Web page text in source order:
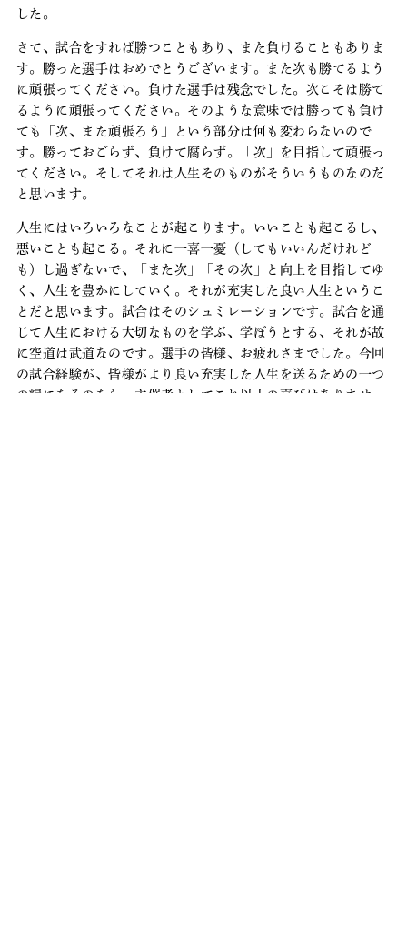
した。
さて、試合をすれば勝つこともあり、また負けることもありま
す。勝った選手はおめでとうございます。また次も勝てるよう
に頑張ってください。負けた選手は残念でした。次こそは勝て
るように頑張ってください。そのような意味では勝っても負け
ても「次、また頑張ろう」という部分は何も変わらないので
す。勝っておごらず、負けて腐らず。「次」を目指して頑張っ
てください。そしてそれは人生そのものがそういうものなのだ
と思います。
人生にはいろいろなことが起こります。いいことも起こるし、
悪いことも起こる。それに一喜一憂（してもいいんだけれど
も）し過ぎないで、「また次」「その次」と向上を目指してゆ
く、人生を豊かにしていく。それが充実した良い人生というこ
とだと思います。試合はそのシュミレーションです。試合を通
じて人生における大切なものを学ぶ、学ぼうとする、それが故
に空道は武道なのです。選手の皆様、お疲れさまでした。今回
の試合経験が、皆様がより良い充実した人生を送るための一つ
の糧になるのなら、主催者としてこれ以上の喜びはありませ